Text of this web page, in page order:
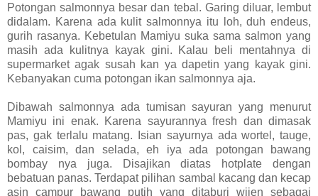
Potongan salmonnya besar dan tebal. Garing diluar, lembut
didalam. Karena ada kulit salmonnya itu loh, duh endeus,
gurih rasanya. Kebetulan Mamiyu suka sama salmon yang
masih ada kulitnya kayak gini. Kalau beli mentahnya di
supermarket agak susah kan ya dapetin yang kayak gini.
Kebanyakan cuma potongan ikan salmonnya aja.
Dibawah salmonnya ada tumisan sayuran yang menurut
Mamiyu ini enak. Karena sayurannya fresh dan dimasak
pas, gak terlalu matang. Isian sayurnya ada wortel, tauge,
kol, caisim, dan selada, eh iya ada potongan bawang
bombay nya juga. Disajikan diatas hotplate dengan
bebatuan panas. Terdapat pilihan sambal kacang dan kecap
asin campur bawang putih yang ditaburi wijen sebagai